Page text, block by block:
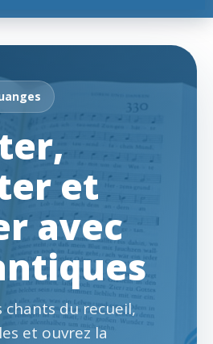
et
avec
chants du recueil,
et ouvrez la